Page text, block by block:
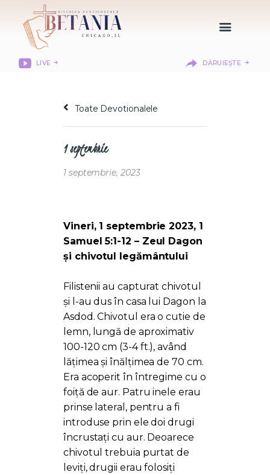
LIVE DĂRUIEȘTE
DESPRE NOI
CITIREA BIBLIEI
MISIUNEA BETANIA
BETHANY CHRISTIAN
ACADEMY
LOGIN MEMBER
Toate Devotionalele
1 septembrie
1 septembrie, 2023
Vineri, 1 septembrie 2023, 1
Samuel 5:1-12 – Zeul Dagon
și chivotul legământului
Filistenii au capturat chivotul
și l-au dus în casa lui Dagon la
Asdod. Chivotul era o cutie de
lemn, lungă de aproximativ
100-120 cm (3-4 ft.), având
lățimea și înălțimea de 70 cm.
Era acoperit în întregime cu o
foiță de aur. Patru inele erau
prinse lateral, pentru a fi
introduse prin ele doi drugi
încrustați cu aur. Deoarece
chivotul trebuia purtat de
leviți, drugii erau folosiți